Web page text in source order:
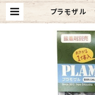
プラモザル
ヶ入 | プラ